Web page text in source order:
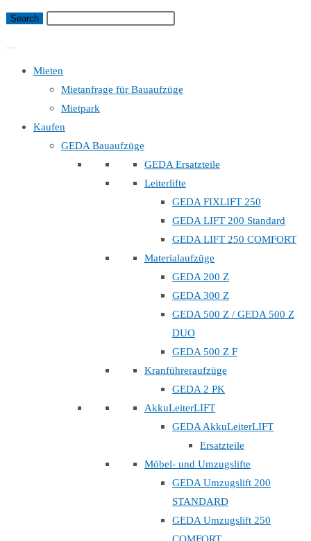
Mieten
Mietanfrage für Bauaufzüge
Mietpark
Kaufen
GEDA Bauaufzüge
GEDA Ersatzteile
Leiterlifte
GEDA FIXLIFT 250
GEDA LIFT 200 Standard
GEDA LIFT 250 COMFORT
Materialaufzüge
GEDA 200 Z
GEDA 300 Z
GEDA 500 Z / GEDA 500 Z
DUO
GEDA 500 Z F
Kranführeraufzüge
GEDA 2 PK
AkkuLeiterLIFT
GEDA AkkuLeiterLIFT
Ersatzteile
Möbel- und Umzugslifte
GEDA Umzugslift 200
STANDARD
GEDA Umzugslift 250